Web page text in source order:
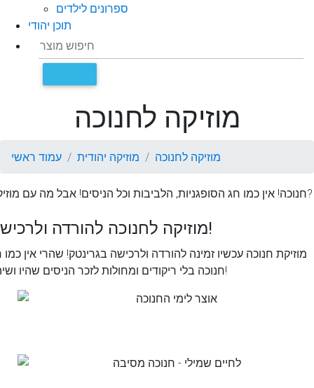
ספרונים לילדים
תוכן יהודי
מוזיקה לחנוכה
עמוד ראשי מוזיקה יהודית מוזיקה לחנוכה
חנוכה! אין כמו חג הסופגניות, הלביבות וכל הניסים! אבל מה עם מוזיקה?
מוזיקה לחנוכה להורדה ולרכישה!
מוזיקת חנוכה עכשיו זמינה להורדה ולרכישה בגרינטק! שהרי אין כמו
חנוכה בלי ריקודים ומחולות לזכר הניסים שהיו ושיהיו!